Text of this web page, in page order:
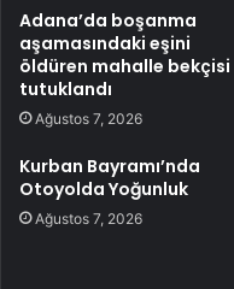
Adana’da boşanma
aşamasındaki eşini
öldüren mahalle bekçisi
tutuklandı
Ağustos 7, 2026
Kurban Bayramı’nda
Otoyolda Yoğunluk
Ağustos 7, 2026